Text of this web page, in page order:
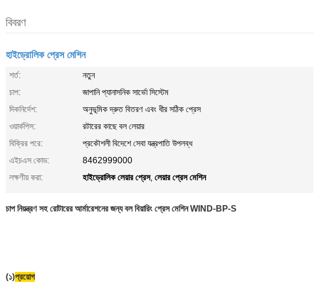
বিবরণ
হাইড্রোলিক প্রেস মেশিন
শর্ত:
নতুন
চাপ:
জাপানি প্যানাসনিক সার্ভো সিস্টেম
দিকনির্দেশ:
অনুভূমিক দ্রুত বিতরণ এবং ধীর সঠিক প্রেস
ওয়ার্কপিস:
রটারের কাছে বল লেয়ার
বিক্রির পরে:
প্রকৌশলী বিদেশে সেবা যন্ত্রপাতি উপলব্ধ
এইচএস কোড:
8462999000
লক্ষণীয় করা:
হাইড্রোলিক লেয়ার প্রেস, লেয়ার প্রেস মেশিন
চাপ নিয়ন্ত্রণ সহ রোটারের আর্মারেশনের জন্য বল বিয়ারিং প্রেস মেশিন WIND-BP-S
(১)প্রয়োগ